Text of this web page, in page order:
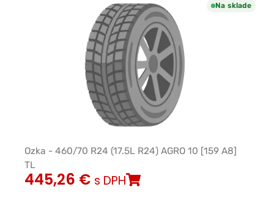
Na sklade
Ozka - 460/70 R24 (17.5L R24) AGRO 10 [159 A8]
TL
445,26 € s DPH